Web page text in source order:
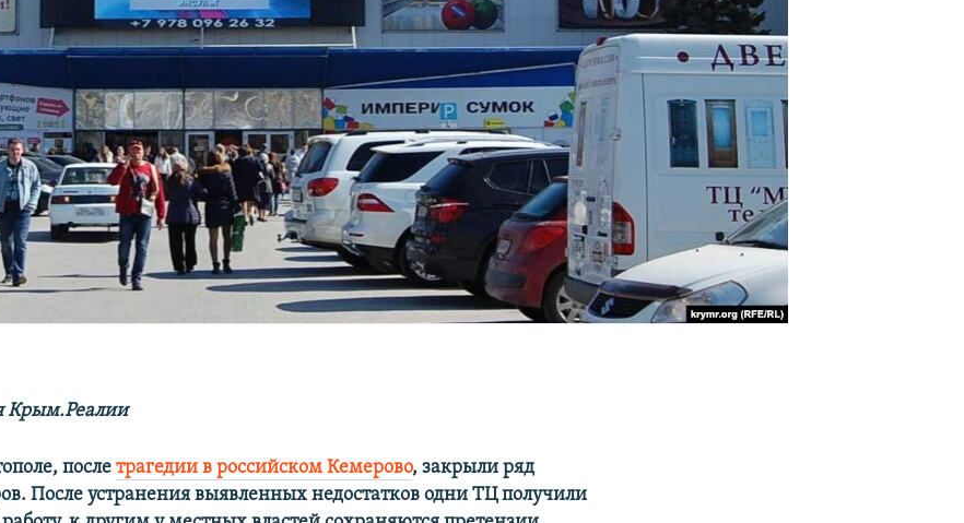
Крым.Реалии
послетрагедии в российском Кемерово, закрыли ряд
После устранения выявленных недостатков одни ТЦ получили